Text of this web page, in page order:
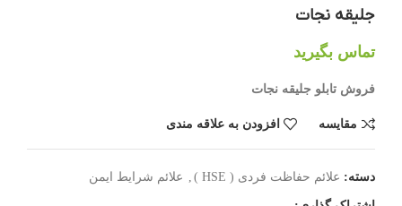
جلیقه نجات
تماس بگیرید
فروش تابلو جلیقه نجات
مقایسه افزودن به علاقه مندی
دسته: علائم حفاظت فردی ( HSE ) , علائم شرایط ایمن